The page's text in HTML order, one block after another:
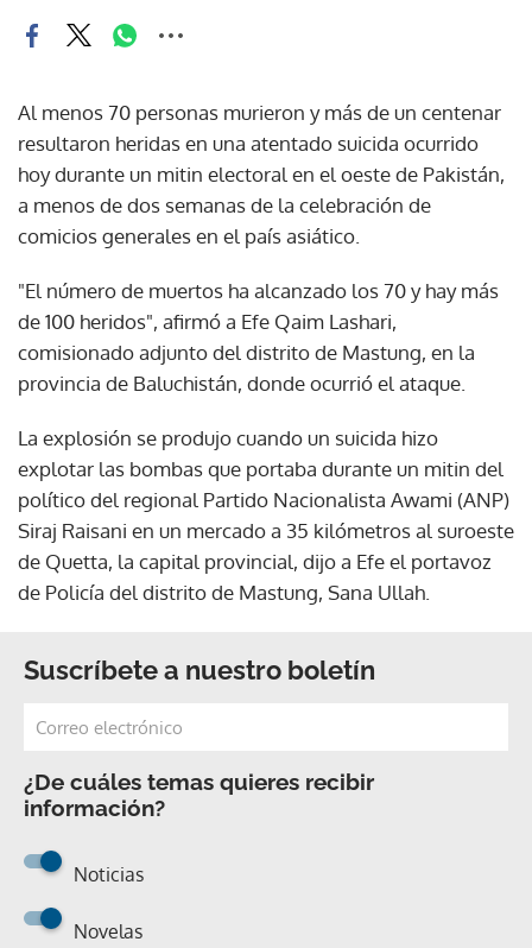
Al menos 70 personas murieron y más de un centenar
resultaron heridas en una atentado suicida ocurrido
hoy durante un mitin electoral en el oeste de Pakistán,
a menos de dos semanas de la celebración de
comicios generales en el país asiático.
"El número de muertos ha alcanzado los 70 y hay más
de 100 heridos", afirmó a Efe Qaim Lashari,
comisionado adjunto del distrito de Mastung, en la
provincia de Baluchistán, donde ocurrió el ataque.
La explosión se produjo cuando un suicida hizo
explotar las bombas que portaba durante un mitin del
político del regional Partido Nacionalista Awami (ANP)
Siraj Raisani en un mercado a 35 kilómetros al suroeste
de Quetta, la capital provincial, dijo a Efe el portavoz
de Policía del distrito de Mastung, Sana Ullah.
Suscríbete a nuestro boletín
¿De cuáles temas quieres recibir
información?
Noticias
Novelas